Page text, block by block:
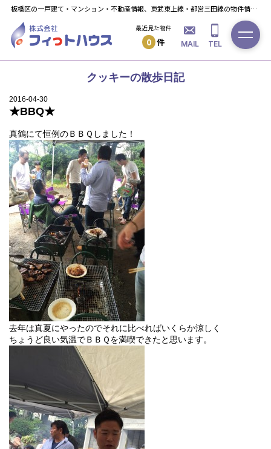
板橋区の一戸建て・マンション・不動産情報、東武東上線・都営三田線の物件情報ならフィっト・ハウスへ！
最近見た物件
0 件 MAIL TEL
クッキーの散歩日記
2016-04-30
★BBQ★
真鶴にて恒例のＢＢＱしました！
去年は真夏にやったのでそれに比べればいくらか涼しく
ちょうど良い気温でＢＢＱを満喫できたと思います。